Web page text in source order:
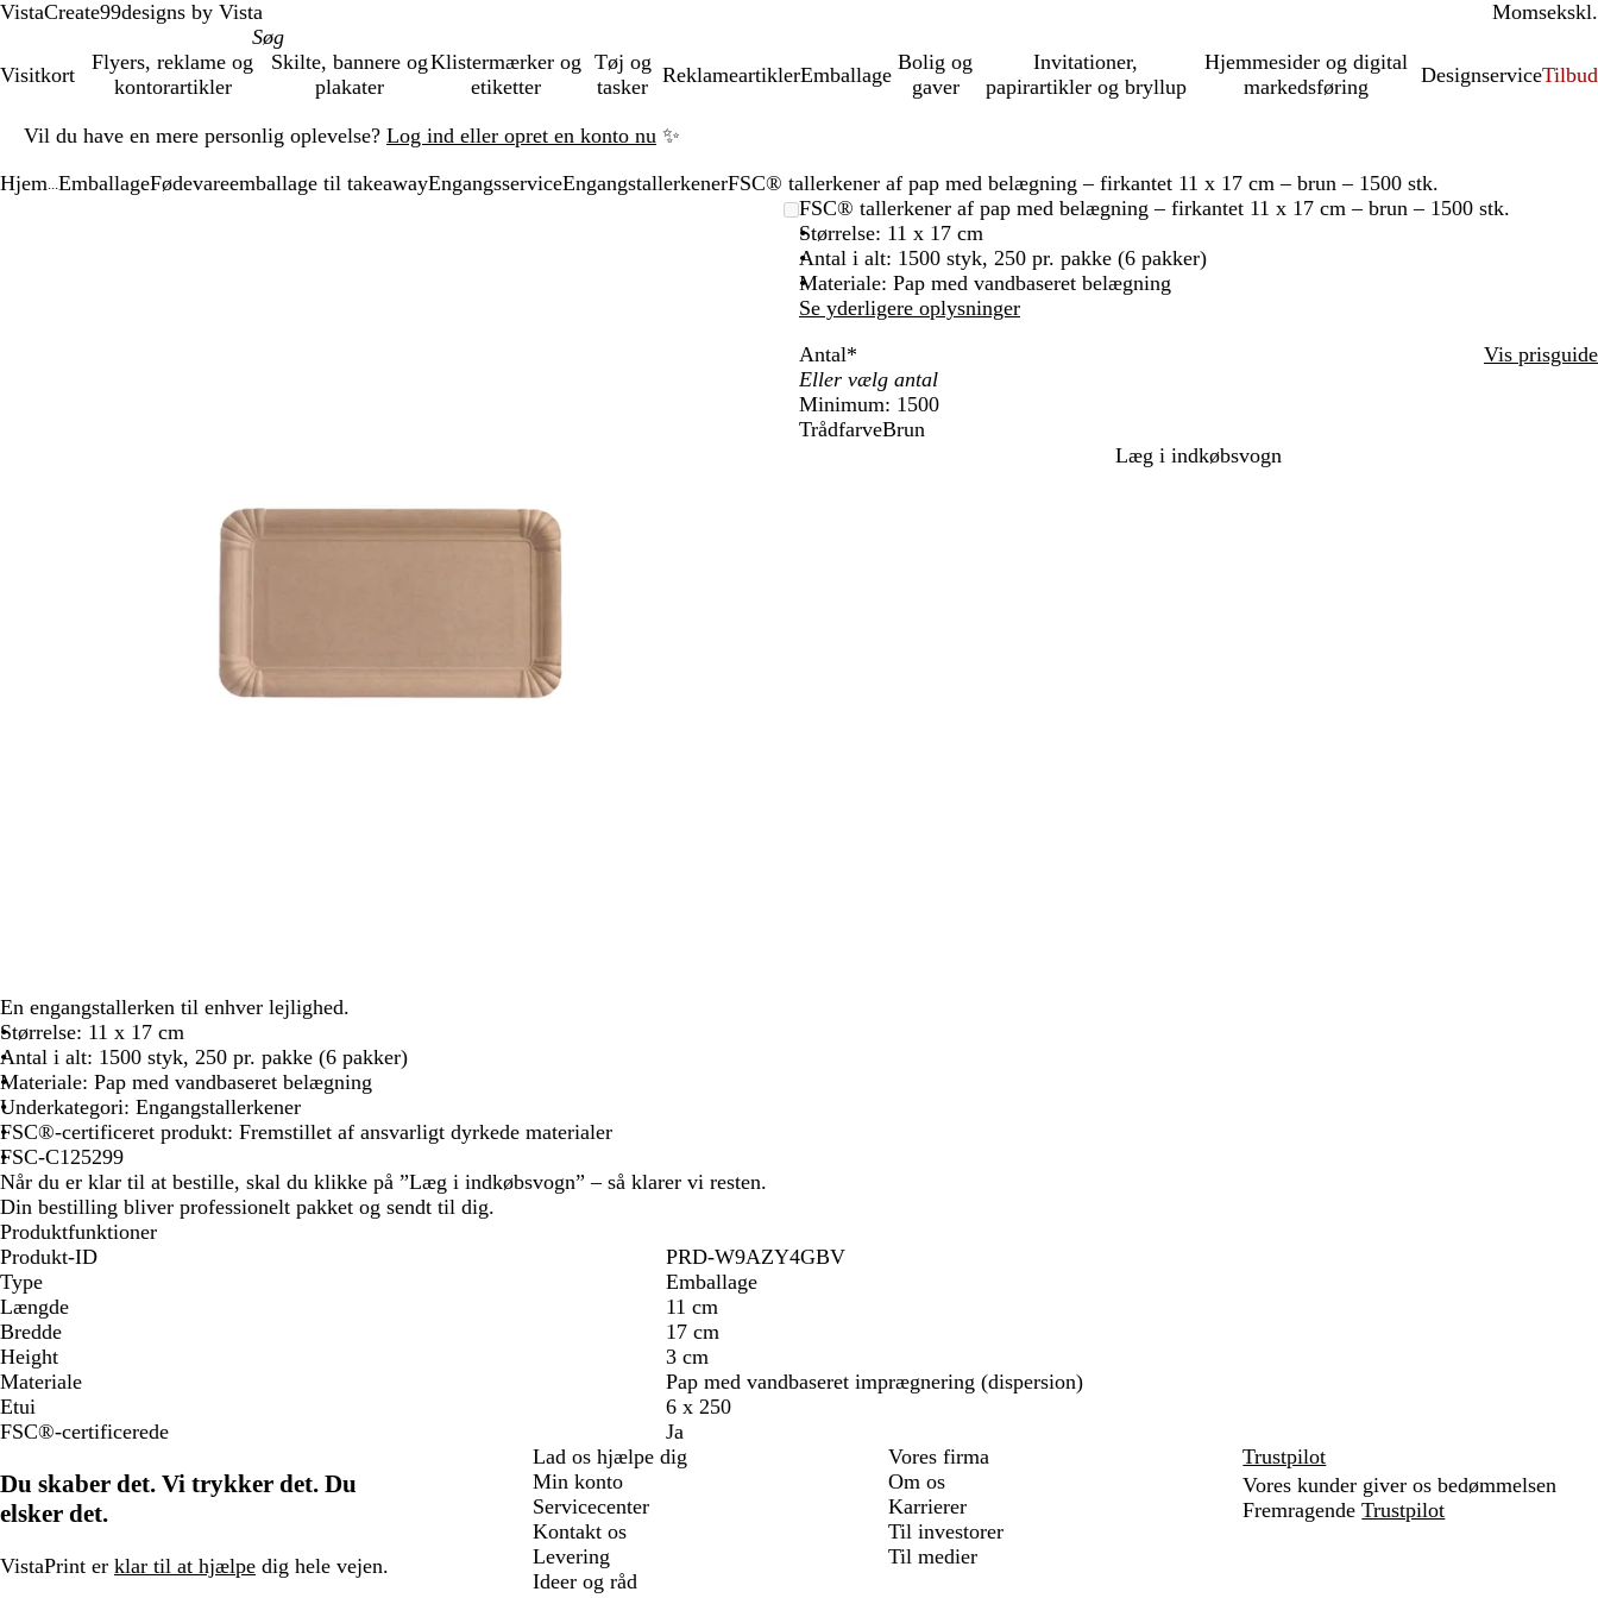
VistaCreate99designs by Vista Momsinkl.
ekskl.
Visitkort
Flyers, reklame og
kontorartikler
Skilte, bannere og
plakater
Klistermærker og
etiketter
Tøj og
tasker
ReklameartiklerEmballage
Bolig og
gaver
Invitationer,
papirartikler og bryllup
Hjemmesider og digital
markedsføring
DesignserviceTilbud
Vil du have en mere personlig oplevelse? Log ind eller opret en konto nu ✨
1
Hjem EmballageFødevareemballage til takeawayEngangsserviceEngangstallerkenerFSC® tallerkener af pap med belægning – firkantet 11 x 17 cm – brun – 1500 stk.
panorere
FSC® tallerkener af pap med belægning – firkantet 11 x 17 cm – brun – 1500 stk.
Størrelse: 11 x 17 cm
Antal i alt: 1500 styk, 250 pr. pakke (6 pakker)
Materiale: Pap med vandbaseret belægning
Se yderligere oplysninger
Antal* Vis prisguide
Minimum: 1500
TrådfarveBrun
Læg i indkøbsvogn
En engangstallerken til enhver lejlighed.
Størrelse: 11 x 17 cm
Antal i alt: 1500 styk, 250 pr. pakke (6 pakker)
Materiale: Pap med vandbaseret belægning
Underkategori: Engangstallerkener
FSC®-certificeret produkt: Fremstillet af ansvarligt dyrkede materialer
FSC-C125299
Når du er klar til at bestille, skal du klikke på ”Læg i indkøbsvogn” – så klarer vi resten.
Din bestilling bliver professionelt pakket og sendt til dig.
Produktfunktioner
Produkt-ID
PRD-W9AZY4GBV
Type
Emballage
Længde
11 cm
Bredde
17 cm
Height
3 cm
Materiale
Pap med vandbaseret imprægnering (dispersion)
Etui
6 x 250
FSC®-certificerede
Ja
Du skaber det. Vi trykker det. Du
elsker det.
VistaPrint er klar til at hjælpe dig hele vejen.
Lad os hjælpe dig
Min konto
Servicecenter
Kontakt os
Levering
Ideer og råd
Vores firma
Om os
Karrierer
Til investorer
Til medier
Trustpilot
Vores kunder giver os bedømmelsen
FremragendeTrustpilot